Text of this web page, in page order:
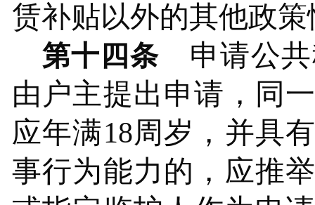
赁补贴以外的其他政
第十四条
申请公
由户主提出申请，同
应年满18周岁，并具
事行为能力的，应推